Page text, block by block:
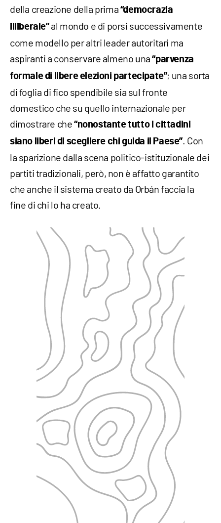
della creazione della prima “democrazia
illiberale”al mondo e di porsi successivamente
come modello per altri leader autoritari ma
aspiranti a conservare almeno una“parvenza
formale di libere elezioni partecipate”; una sorta
di foglia di fico spendibile sia sul fronte
domestico che su quello internazionale per
dimostrare che “nonostante tutto i cittadini
siano liberi di scegliere chi guida il Paese”. Con
la sparizione dalla scena politico-istituzionale dei
partiti tradizionali, però, non è affatto garantito
che anche il sistema creato da Orbán faccia la
fine di chi lo ha creato.